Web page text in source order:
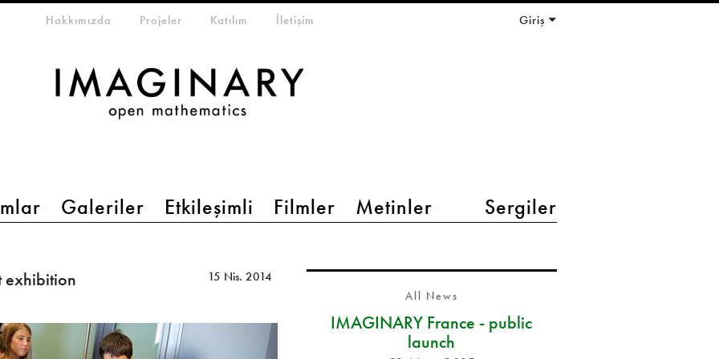
Galeriler Etkileşimli Filmler Metinler Sergiler
menuHakkımızda Projeler Katılım İletişim Giriş
exhibition
15 Nis. 2014
All News
IMAGINARY France - public
launch